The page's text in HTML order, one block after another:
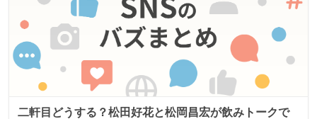
二軒目どうする？松田好花と松岡昌宏が飲みトークで